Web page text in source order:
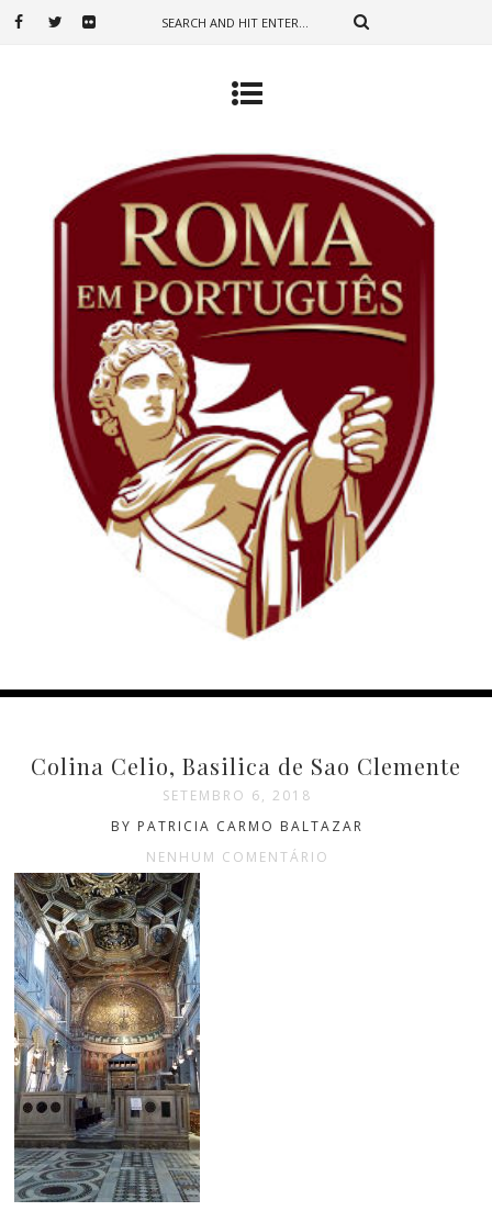
Colina Celio, Basilica de Sao Clemente
SETEMBRO 6, 2018
BY PATRICIA CARMO BALTAZAR
NENHUM COMENTÁRIO